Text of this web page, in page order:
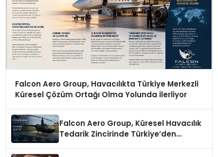
Falcon Aero Group, Havacılıkta Türkiye Merkezli
Küresel Çözüm Ortağı Olma Yolunda İlerliyor
Falcon Aero Group, Küresel Havacılık
Tedarik Zincirinde Türkiye’den